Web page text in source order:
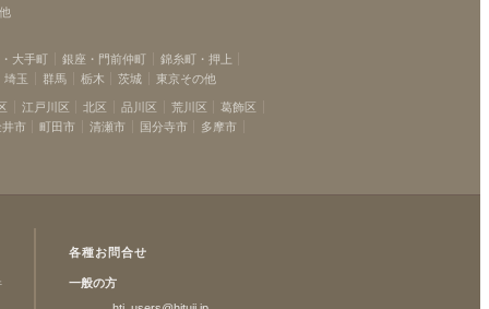
大手町 銀座・門前仲町
錦糸町・押上
埼玉
群馬 栃木 茨城 東京その他
江戸川区 北区 品川区 荒川区
葛飾区
市
町田市 清瀬市 国分寺市 多摩市
各種お問合せ
一般の方